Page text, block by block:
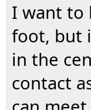
I want to
foot, but
in the
contact